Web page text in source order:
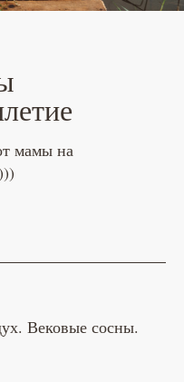
мамы на
Вековые сосны.